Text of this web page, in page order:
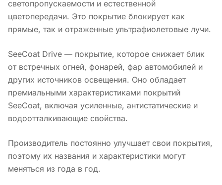
светопропускаемости и естественной
цветопередачи. Это покрытие блокирует как
прямые, так и отраженные ультрафиолетовые лучи.
SeeCoat Drive — покрытие, которое снижает блик
от встречных огней, фонарей, фар автомобилей и
других источников освещения. Оно обладает
премиальными характеристиками покрытий
SeeCoat, включая усиленные, антистатические и
водоотталкивающие свойства.
Производитель постоянно улучшает свои покрытия,
поэтому их названия и характеристики могут
меняться из года в год.